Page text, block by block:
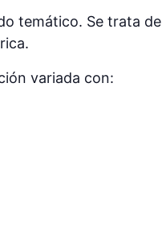
temático. Se trata de
variada con: